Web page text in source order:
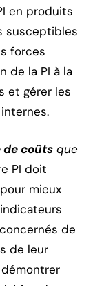
en produits
susceptibles
forces
de la PI à la
et gérer les
de coûts que
PI doit
mieux
de
de leur